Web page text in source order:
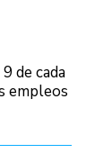
de cada
empleos